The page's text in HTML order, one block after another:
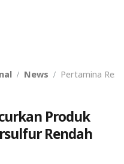
News Pertamina
Produk
Rendah